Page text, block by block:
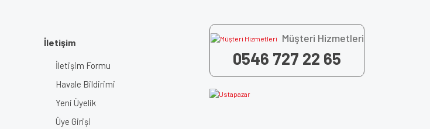
İletişim
İletişim Formu
Havale Bildirimi
Yeni Üyelik
Üye Girişi
Müşteri Hizmetleri
0546 727 22 65